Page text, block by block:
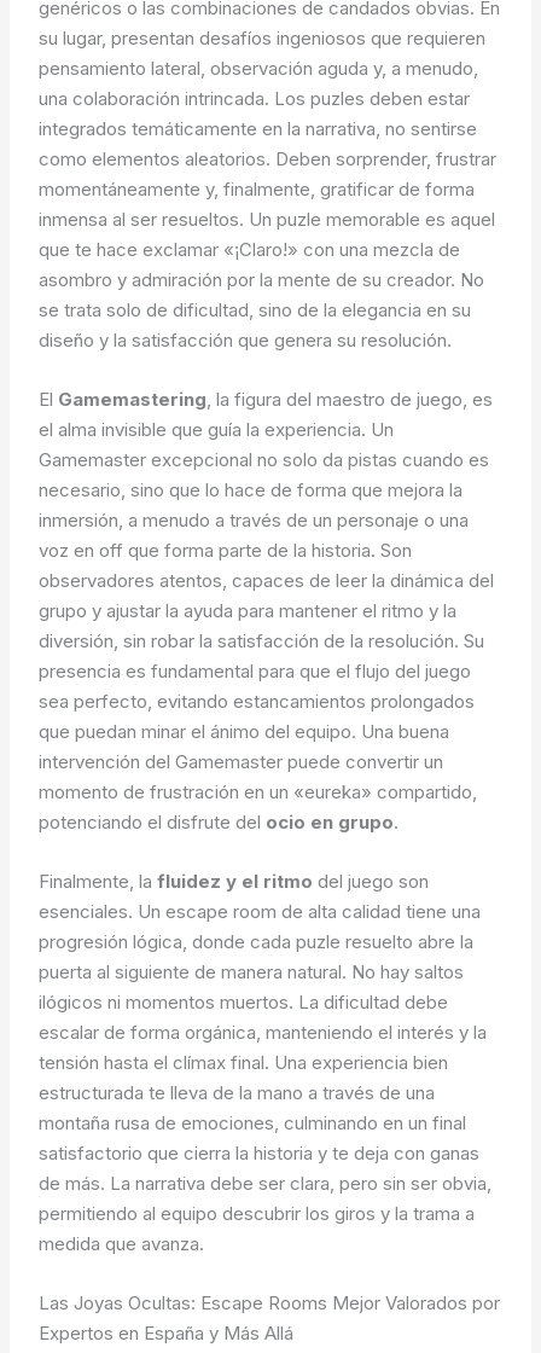
genéricos o las combinaciones de candados obvias. En
su lugar, presentan desafíos ingeniosos que requieren
pensamiento lateral, observación aguda y, a menudo,
una colaboración intrincada. Los puzles deben estar
integrados temáticamente en la narrativa, no sentirse
como elementos aleatorios. Deben sorprender, frustrar
momentáneamente y, finalmente, gratificar de forma
inmensa al ser resueltos. Un puzle memorable es aquel
que te hace exclamar «¡Claro!» con una mezcla de
asombro y admiración por la mente de su creador. No
se trata solo de dificultad, sino de la elegancia en su
diseño y la satisfacción que genera su resolución.
El Gamemastering, la figura del maestro de juego, es
el alma invisible que guía la experiencia. Un
Gamemaster excepcional no solo da pistas cuando es
necesario, sino que lo hace de forma que mejora la
inmersión, a menudo a través de un personaje o una
voz en off que forma parte de la historia. Son
observadores atentos, capaces de leer la dinámica del
grupo y ajustar la ayuda para mantener el ritmo y la
diversión, sin robar la satisfacción de la resolución. Su
presencia es fundamental para que el flujo del juego
sea perfecto, evitando estancamientos prolongados
que puedan minar el ánimo del equipo. Una buena
intervención del Gamemaster puede convertir un
momento de frustración en un «eureka» compartido,
potenciando el disfrute del ocio en grupo.
Finalmente, lafluidez y el ritmo del juego son
esenciales. Un escape room de alta calidad tiene una
progresión lógica, donde cada puzle resuelto abre la
puerta al siguiente de manera natural. No hay saltos
ilógicos ni momentos muertos. La dificultad debe
escalar de forma orgánica, manteniendo el interés y la
tensión hasta el clímax final. Una experiencia bien
estructurada te lleva de la mano a través de una
montaña rusa de emociones, culminando en un final
satisfactorio que cierra la historia y te deja con ganas
de más. La narrativa debe ser clara, pero sin ser obvia,
permitiendo al equipo descubrir los giros y la trama a
medida que avanza.
Las Joyas Ocultas: Escape Rooms Mejor Valorados por
Expertos en España y Más Allá